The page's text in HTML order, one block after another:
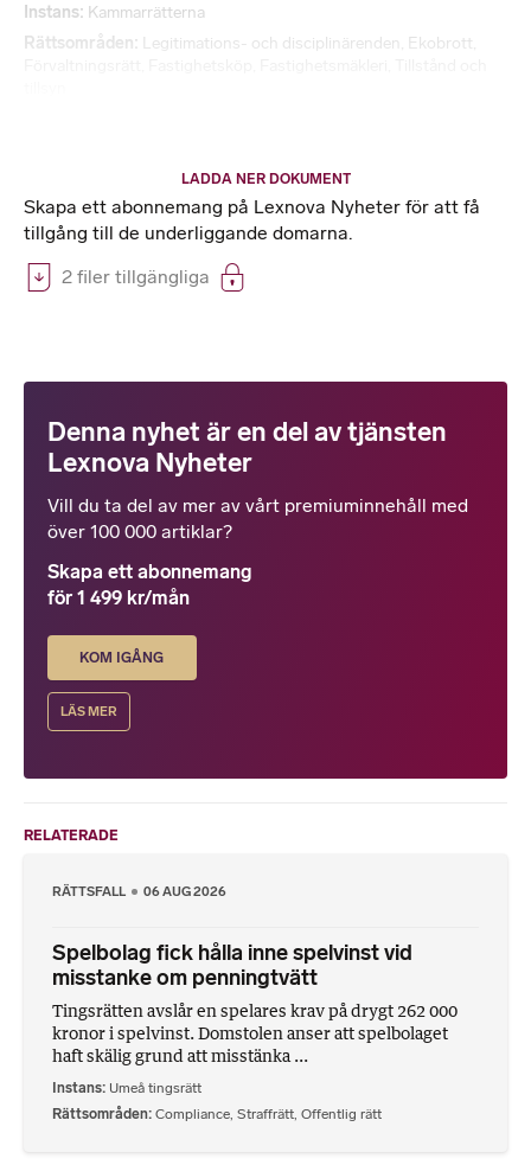
Instans Kammarrätterna
Rättsområden Legitimations- och disciplinärenden Ekobrott
LADDA NER DOKUMENT
Skapa ett abonnemang på Lexnova Nyheter för att få
tillgång till de underliggande domarna.
2 filer tillgängliga
Denna nyhet är en del av tjänsten
Lexnova Nyheter
Vill du ta del av mer av vårt premiuminnehåll med
över 100 000 artiklar?
Skapa ett abonnemang
för 1 499 kr/mån
KOM IGÅNG
LÄS MER
RELATERADE
RÄTTSFALL 06 AUG 2026
Spelbolag fick hålla inne spelvinst vid
misstanke om penningtvätt
Tingsrätten avslår en spelares krav på drygt 262 000
kronor i spelvinst. Domstolen anser att spelbolaget
haft skälig grund att misstänka ...
Instans Umeå tingsrätt
Rättsområden Compliance Straffrätt Offentlig rätt